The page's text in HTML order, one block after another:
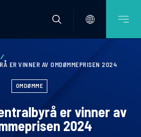
ER VINNER AV OMDØMMEPRISEN 2024
OMDØMME
er vinner av
2024